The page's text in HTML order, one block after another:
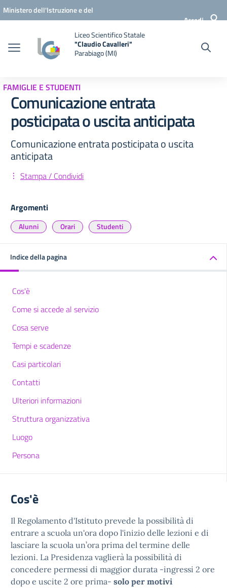
Vai ai contenuti
Vai al menu di navigazione
Vai al footer
Ministero dell'Istruzione e del
Accedi
Liceo Scientifico Statale
"Claudio Cavalleri"
Parabiago (MI)
FAMIGLIE E STUDENTI
Comunicazione entrata
posticipata o uscita anticipata
Comunicazione entrata posticipata o uscita
anticipata
Stampa / Condividi
Argomenti
Alunni Orari Studenti
Indice della pagina
Cos'è
Come si accede al servizio
Cosa serve
Tempi e scadenze
Casi particolari
Contatti
Ulteriori informazioni
Struttura organizzativa
Luogo
Persona
Cos'è
Il Regolamento d'Istituto prevede la possibilità di
entrare a scuola un'ora dopo l'inizio delle lezioni e di
lasciare la scuola un’ora prima del termine delle
lezioni. La Presidenza vaglierà la possibilità di
concedere permessi di maggior durata -ingressi 2 ore
dopo e uscite 2 ore prima- solo per motivi